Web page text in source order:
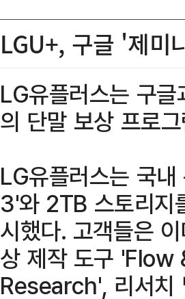
LGU+, 구글 '제
LG유플러스는 구
의 단말 보상 프로
LG유플러스는 국
3'와 2TB 스토리지
시했다. 고객들은
상 제작 도구
Research', 리서